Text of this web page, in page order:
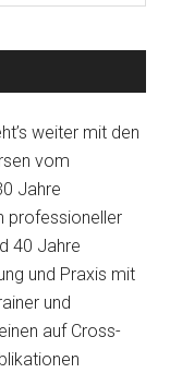
weiter mit den
vom
Jahre
professioneller
40 Jahre
und Praxis mit
und
auf Cross-